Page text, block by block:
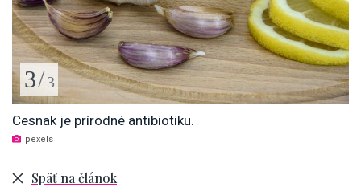
3/3
Cesnak je prírodné antibiotiku.
pexels
Späť na článok